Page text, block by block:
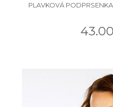
PLAVKOVÁ